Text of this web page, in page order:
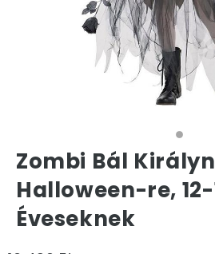
Zombi Bál
Halloween-re, 12-
Éveseknek